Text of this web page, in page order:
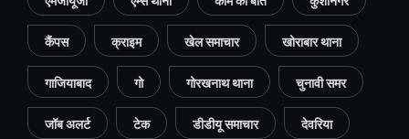
कैंपस क्राइम खेल समाचार खोराबार थाना
गाजियाबाद गो गोरखनाथ थाना चुनावी समर
जॉब अलर्ट टेक डीडीयू समाचार देवरिया